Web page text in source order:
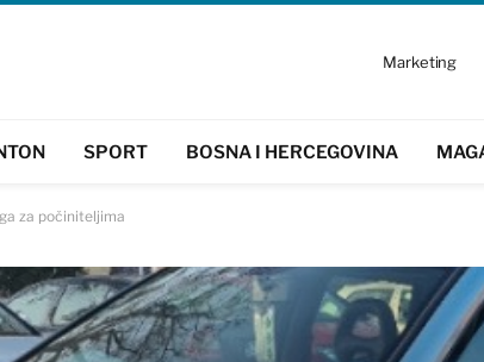
Marketing
SPORT BOSNA I HERCEGOVINA
za počiniteljima